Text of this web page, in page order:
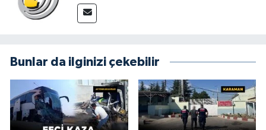
Bunlar da ilginizi çekebilir